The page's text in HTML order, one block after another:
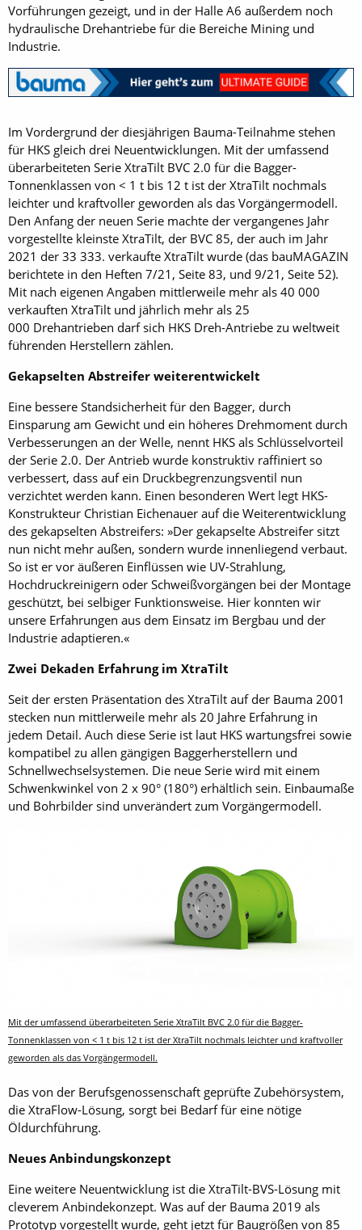
Vorführungen gezeigt, und in der Halle A6 außerdem noch
hydraulische Drehantriebe für die Bereiche Mining und
Industrie.
Im Vordergrund der diesjährigen Bauma-Teilnahme stehen
für HKS gleich drei Neuentwicklungen. Mit der umfassend
überarbeiteten Serie XtraTilt BVC 2.0 für die Bagger-
Tonnenklassen von < 1 t bis 12 t ist der XtraTilt nochmals
leichter und kraftvoller geworden als das Vorgängermodell.
Den Anfang der neuen Serie machte der vergangenes Jahr
vorgestellte kleinste XtraTilt, der BVC 85, der auch im Jahr
2021 der 33 333. verkaufte XtraTilt wurde (das bauMAGAZIN
berichtete in den Heften 7/21, Seite 83, und 9/21, Seite 52).
Mit nach eigenen Angaben mittlerweile mehr als 40 000
verkauften XtraTilt und jährlich mehr als 25
000 Drehantrieben darf sich HKS Dreh-Antriebe zu weltweit
führenden Herstellern zählen.
Gekapselten Abstreifer weiterentwickelt
Eine bessere Standsicherheit für den Bagger, durch
Einsparung am Gewicht und ein höheres Drehmoment durch
Verbesserungen an der Welle, nennt HKS als Schlüsselvorteil
der Serie 2.0. Der Antrieb wurde konstruktiv raffiniert so
verbessert, dass auf ein Druckbegrenzungsventil nun
verzichtet werden kann. Einen besonderen Wert legt HKS-
Konstrukteur Christian Eichenauer auf die Weiterentwicklung
des gekapselten Abstreifers: »Der gekapselte Abstreifer sitzt
nun nicht mehr außen, sondern wurde innenliegend verbaut.
So ist er vor äußeren Einflüssen wie UV-Strahlung,
Hochdruckreinigern oder Schweißvorgängen bei der Montage
geschützt, bei selbiger Funktionsweise. Hier konnten wir
unsere Erfahrungen aus dem Einsatz im Bergbau und der
Industrie adaptieren.«
Zwei Dekaden Erfahrung im XtraTilt
Seit der ersten Präsentation des XtraTilt auf der Bauma 2001
stecken nun mittlerweile mehr als 20 Jahre Erfahrung in
jedem Detail. Auch diese Serie ist laut HKS wartungsfrei sowie
kompatibel zu allen gängigen Baggerherstellern und
Schnellwechselsystemen. Die neue Serie wird mit einem
Schwenkwinkel von 2 x 90° (180°) erhältlich sein. Einbaumaße
und Bohrbilder sind unverändert zum Vorgängermodell.
Mit der umfassend überarbeiteten Serie XtraTilt BVC 2.0 für die Bagger-
Tonnenklassen von < 1 t bis 12 t ist der XtraTilt nochmals leichter und kraftvoller
geworden als das Vorgängermodell.
Das von der Berufsgenossenschaft geprüfte Zubehörsystem,
die XtraFlow-Lösung, sorgt bei Bedarf für eine nötige
Öldurchführung.
Neues Anbindungskonzept
Eine weitere Neuentwicklung ist die XtraTilt-BVS-Lösung mit
cleverem Anbindekonzept. Was auf der Bauma 2019 als
Prototyp vorgestellt wurde, geht jetzt für Baugrößen von 85